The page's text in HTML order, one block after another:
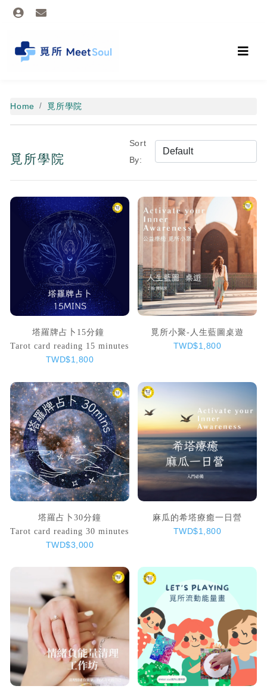
Home 覓所學院
覓所學院
Sort
By:
塔羅牌占卜15分鐘
Tarot card reading 15 minutes
TWD$1,800
覓所小聚-人生藍圖桌遊
TWD$1,800
塔羅占卜30分鐘
Tarot card reading 30 minutes
TWD$3,000
麻瓜的希塔療癒一日營
TWD$1,800